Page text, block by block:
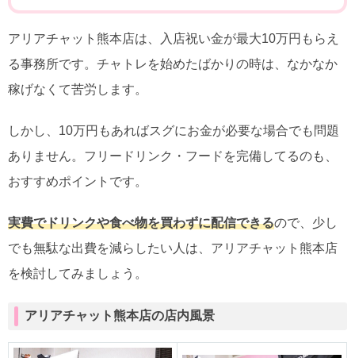
アリアチャット熊本店は、入店祝い金が最大10万円もらえ
る事務所です。チャトレを始めたばかりの時は、なかなか
稼げなくて苦労します。
しかし、10万円もあればスグにお金が必要な場合でも問題
ありません。フリードリンク・フードを完備してるのも、
おすすめポイントです。
実費でドリンクや食べ物を買わずに配信できるので、少し
でも無駄な出費を減らしたい人は、アリアチャット熊本店
を検討してみましょう。
アリアチャット熊本店の店内風景